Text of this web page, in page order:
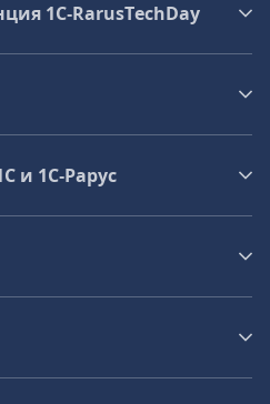
1C‑RarusTechDay
и 1С‑Рарус